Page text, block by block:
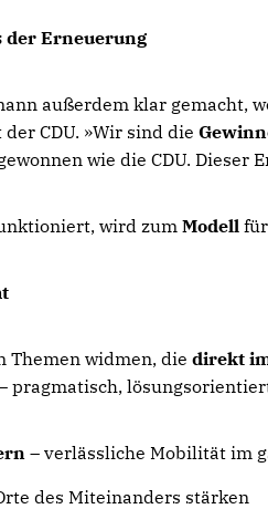
der Erneuerung
außerdem klar gemacht,
CDU. »Wir sind die
wie die CDU. Dieser
wird zum Modell
Themen widmen, die direkt
pragmatisch,
– verlässliche Mobilität im
des Miteinanders stärken